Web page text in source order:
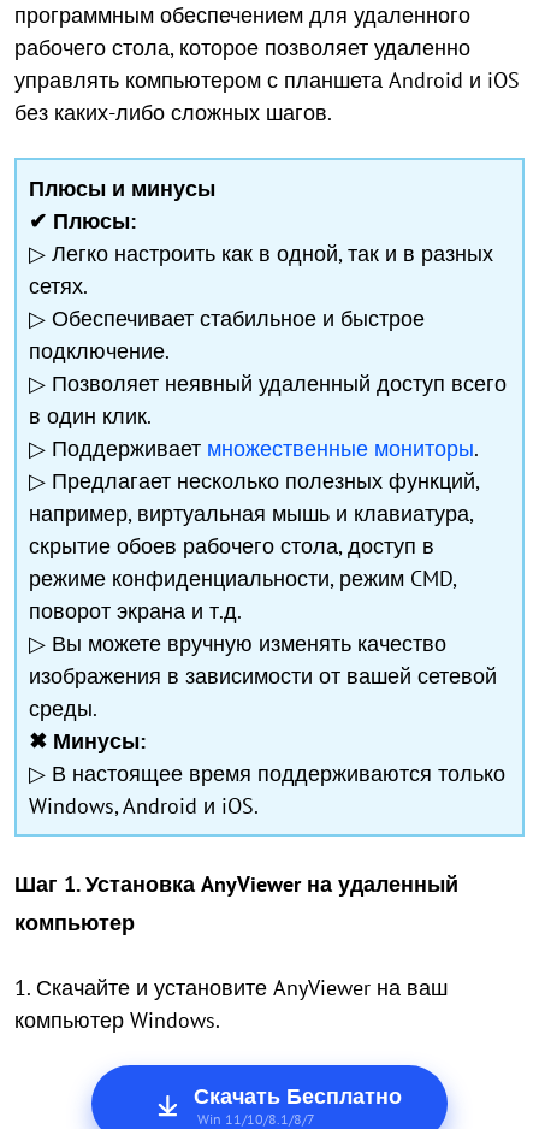
программным обеспечением для удаленного
рабочего стола, которое позволяет удаленно
управлять компьютером с планшета Android и iOS
без каких-либо сложных шагов.
Плюсы и минусы
✔ Плюсы:
▷ Легко настроить как в одной, так и в разных
сетях.
▷ Обеспечивает стабильное и быстрое
подключение.
▷ Позволяет неявный удаленный доступ всего
в один клик.
▷ Поддерживает множественные мониторы.
▷ Предлагает несколько полезных функций,
например, виртуальная мышь и клавиатура,
скрытие обоев рабочего стола, доступ в
режиме конфиденциальности, режим CMD,
поворот экрана и т.д.
▷ Вы можете вручную изменять качество
изображения в зависимости от вашей сетевой
среды.
✖ Минусы:
▷ В настоящее время поддерживаются только
Windows, Android и iOS.
Шаг 1. Установка AnyViewer на удаленный
компьютер
1. Скачайте и установите AnyViewer на ваш
компьютер Windows.
Скачать Бесплатно
Win 11/10/8.1/8/7